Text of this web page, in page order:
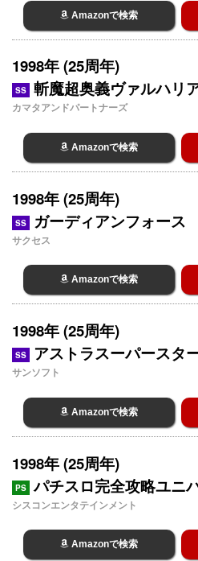
Amazonで検索
1998年 (25周年)
SS 斬魔超奥義ヴァルハリ
カマタアンドパートナーズ
Amazonで検索
1998年 (25周年)
SS ガーディアンフォース
サクセス
Amazonで検索
1998年 (25周年)
SS アストラスーパースタ
サンソフト
Amazonで検索
1998年 (25周年)
PS パチスロ完全攻略ユニ
シスコンエンタテインメント
Amazonで検索